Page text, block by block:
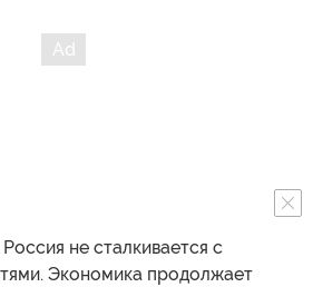
не сталкивается с
Экономика продолжает